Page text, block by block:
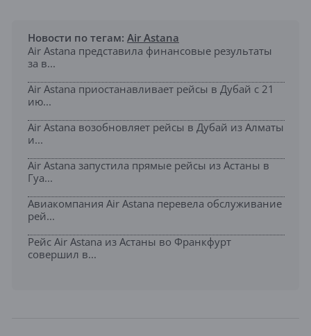
Новости по тегам: Air Astana
Air Astana представила финансовые результаты
за в...
Air Astana приостанавливает рейсы в Дубай с 21
ию...
Air Astana возобновляет рейсы в Дубай из Алматы
и...
Air Astana запустила прямые рейсы из Астаны в
Гуа...
Авиакомпания Air Astana перевела обслуживание
рей...
Рейс Air Astana из Астаны во Франкфурт
совершил в...